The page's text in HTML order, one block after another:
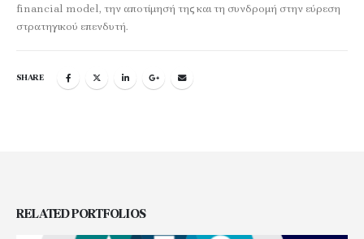
financial model, την αποτίμησή της και τη συνδρομή στην εύρεση
στρατηγικού επενδυτή.
SHARE
RELATEDPORTFOLIOS